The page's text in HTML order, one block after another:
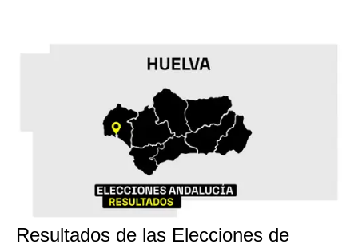
Resultados de las Elecciones de